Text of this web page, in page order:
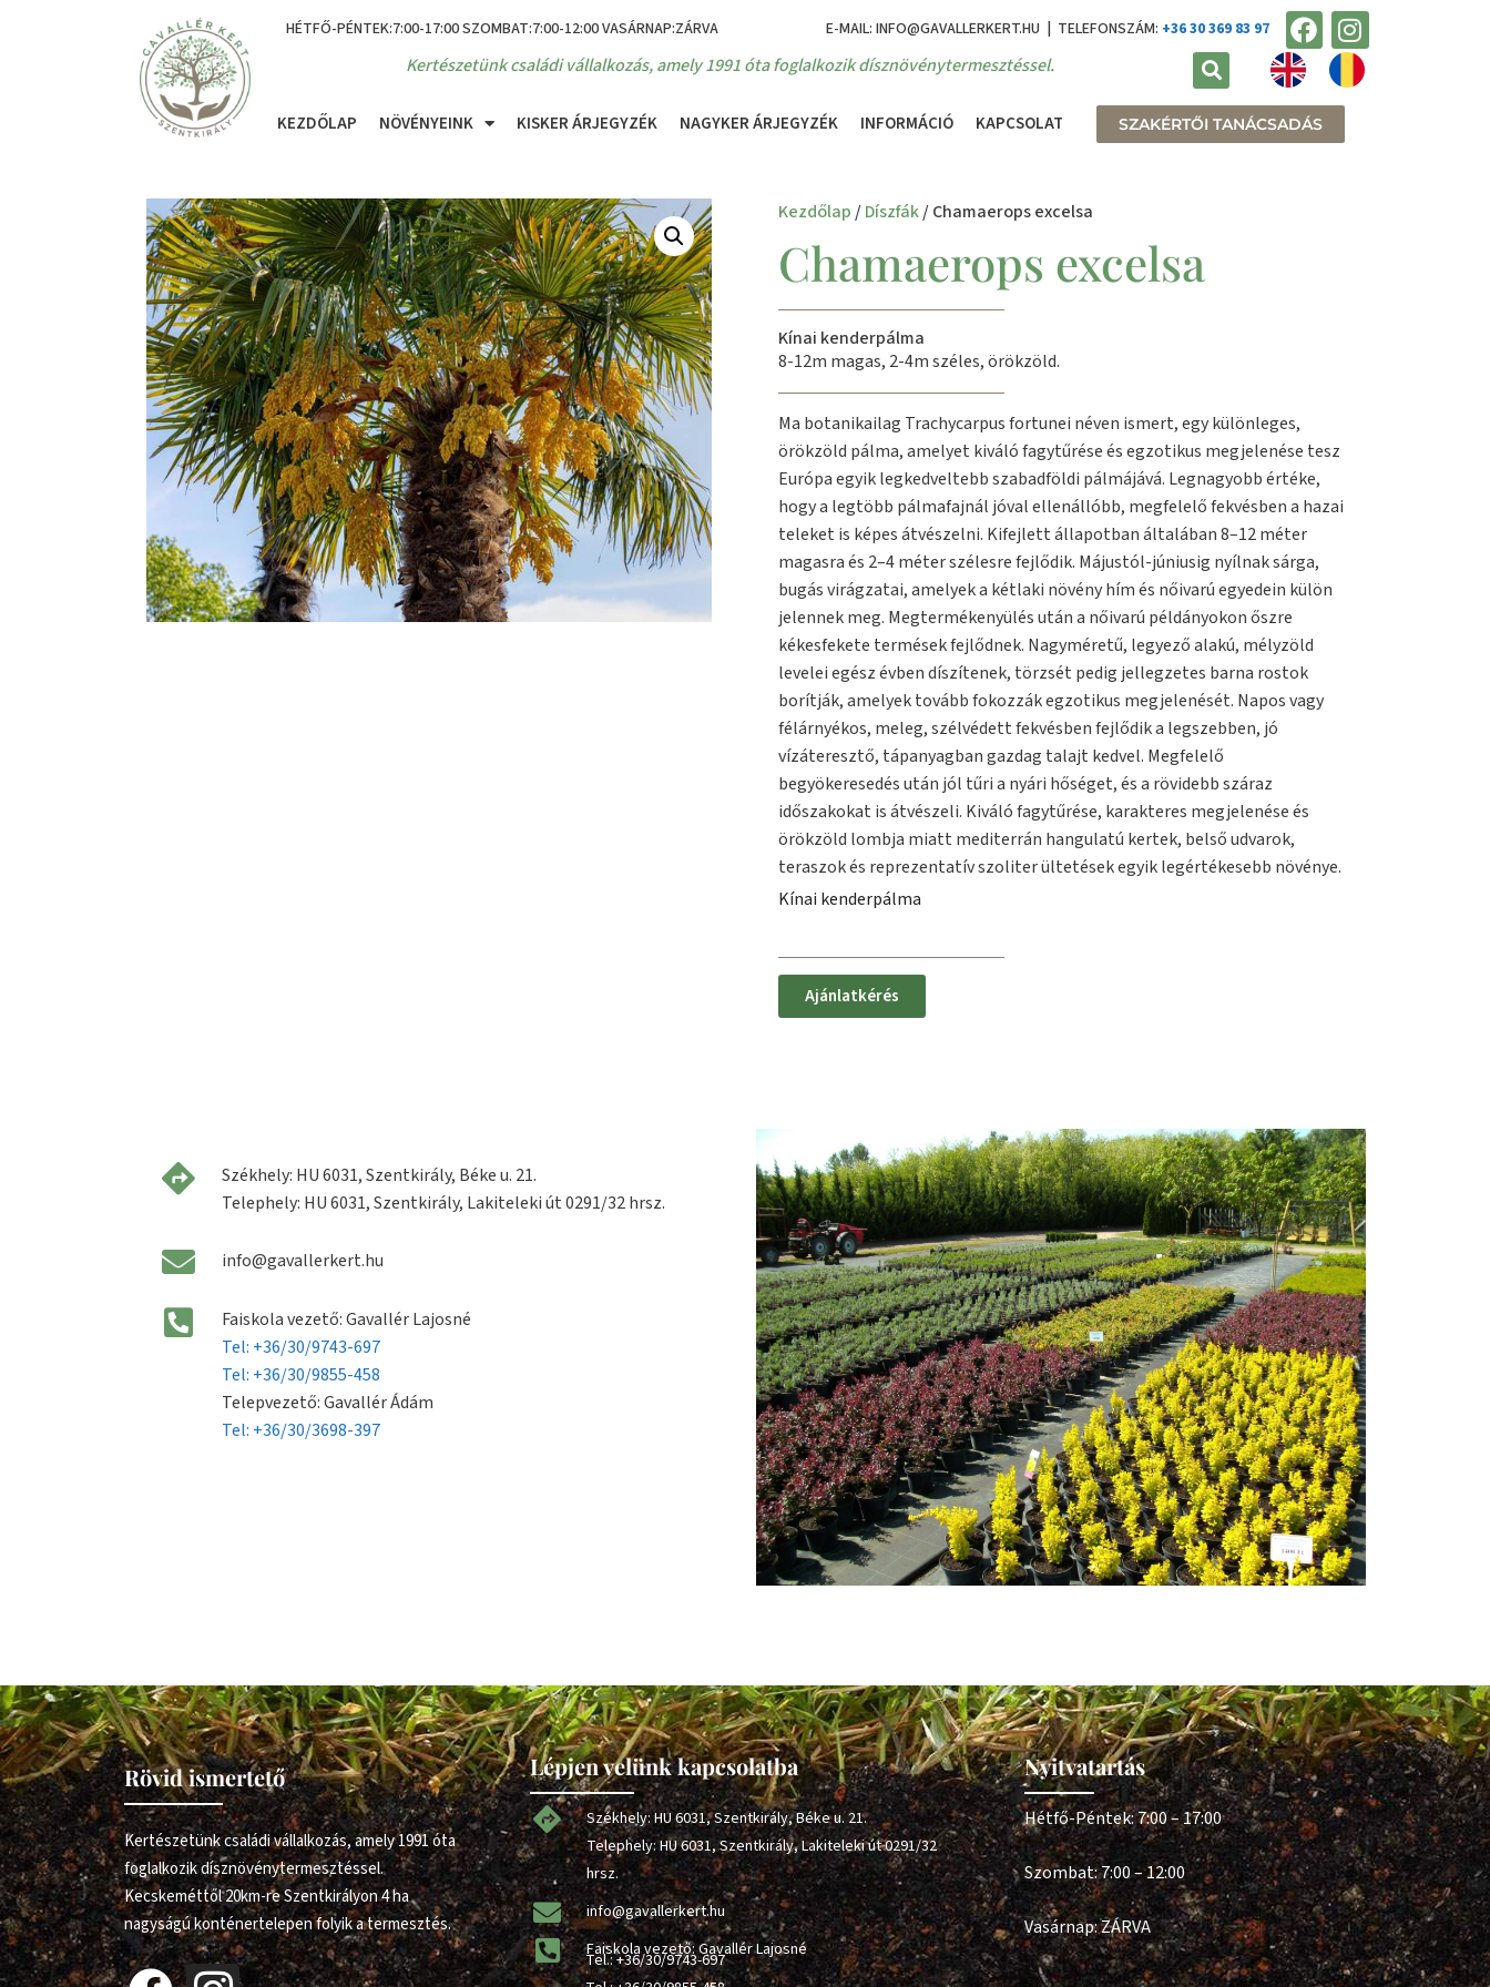
HÉTFŐ-PÉNTEK:7:00-17:00 SZOMBAT:7:00-12:00 VASÁRNAP:ZÁRVA E-MAIL: INFO@GAVALLERKERT.HU | TELEFONSZÁM: +36 30 369 83 97
Kertészetünk családi vállalkozás, amely 1991 óta foglalkozik dísznövénytermesztéssel.
KEZDŐLAP NÖVÉNYEINK KISKER ÁRJEGYZÉK NAGYKER ÁRJEGYZÉK INFORMÁCIÓ KAPCSOLAT SZAKÉRTŐI TANÁCSADÁS
Kezdőlap /Díszfák/ Chamaerops excelsa
Chamaerops excelsa
Kínai kenderpálma
8-12m magas, 2-4m széles, örökzöld.
Ma botanikailag Trachycarpus fortunei néven ismert, egy különleges,
örökzöld pálma, amelyet kiváló fagytűrése és egzotikus megjelenése tesz
Európa egyik legkedveltebb szabadföldi pálmájává. Legnagyobb értéke,
hogy a legtöbb pálmafajnál jóval ellenállóbb, megfelelő fekvésben a hazai
teleket is képes átvészelni. Kifejlett állapotban általában 8–12 méter
magasra és 2–4 méter szélesre fejlődik. Májustól-júniusig nyílnak sárga,
bugás virágzatai, amelyek a kétlaki növény hím és nőivarú egyedein külön
jelennek meg. Megtermékenyülés után a nőivarú példányokon őszre
kékesfekete termések fejlődnek. Nagyméretű, legyező alakú, mélyzöld
levelei egész évben díszítenek, törzsét pedig jellegzetes barna rostok
borítják, amelyek tovább fokozzák egzotikus megjelenését. Napos vagy
félárnyékos, meleg, szélvédett fekvésben fejlődik a legszebben, jó
vízáteresztő, tápanyagban gazdag talajt kedvel. Megfelelő
begyökeresedés után jól tűri a nyári hőséget, és a rövidebb száraz
időszakokat is átvészeli. Kiváló fagytűrése, karakteres megjelenése és
örökzöld lombja miatt mediterrán hangulatú kertek, belső udvarok,
teraszok és reprezentatív szoliter ültetések egyik legértékesebb növénye.
Kínai kenderpálma
Ajánlatkérés
Székhely: HU 6031, Szentkirály, Béke u. 21.
Telephely: HU 6031, Szentkirály, Lakiteleki út 0291/32 hrsz.
info@gavallerkert.hu
Faiskola vezető: Gavallér Lajosné
Tel: +36/30/9743-697
Tel: +36/30/9855-458
Telepvezető: Gavallér Ádám
Tel: +36/30/3698-397
Rövid ismertető
Kertészetünk családi vállalkozás, amely 1991 óta
foglalkozik dísznövénytermesztéssel.
Kecskeméttől 20km-re Szentkirályon 4 ha
nagyságú konténertelepen folyik a termesztés.
Lépjen velünk kapcsolatba
Székhely: HU 6031, Szentkirály, Béke u. 21.
Telephely: HU 6031, Szentkirály, Lakiteleki út 0291/32
hrsz.
info@gavallerkert.hu
Faiskola vezető: Gavallér Lajosné
Tel.:+36/30/9743-697
Nyitvatartás
Hétfő-Péntek: 7:00 – 17:00
Szombat: 7:00 – 12:00
Vasárnap: ZÁRVA